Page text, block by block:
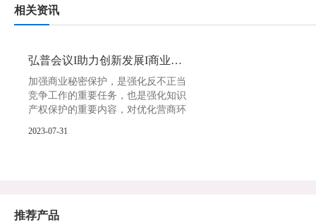
相关资讯
弘普会议I助力创新发展I商业秘密保护
加强商业秘密保护，是强化反不正当
竞争工作的重要任务，也是强化知识
产权保护的重要内容，对优化营商环
2023-07-31
推荐产品